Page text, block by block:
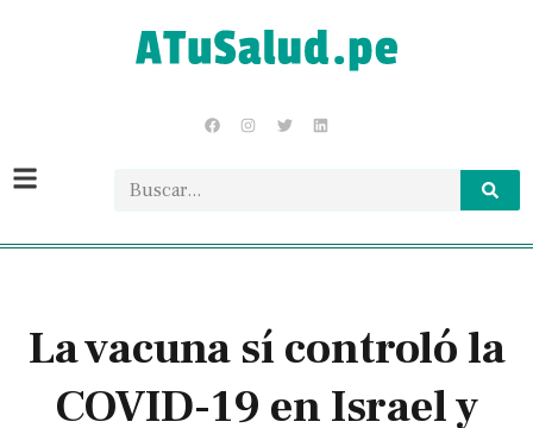
La vacuna sí controló la
COVID-19 en Israel y